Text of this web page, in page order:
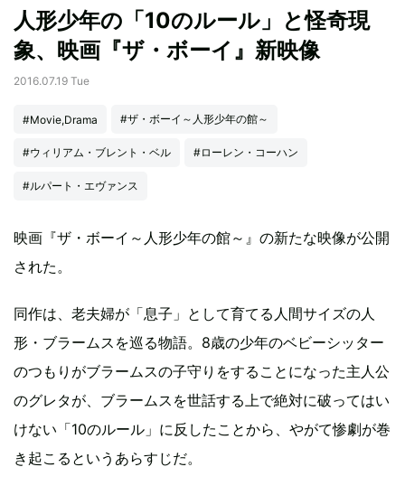
人形少年の「10のルール」と怪奇現
象、映画『ザ・ボーイ』新映像
2016.07.19 Tue
#Movie,Drama #ザ・ボーイ～人形少年の館～
#ウィリアム・ブレント・ベル #ローレン・コーハン
#ルパート・エヴァンス
映画『ザ・ボーイ～人形少年の館～』の新たな映像が公開
された。
同作は、老夫婦が「息子」として育てる人間サイズの人
形・ブラームスを巡る物語。8歳の少年のベビーシッター
のつもりがブラームスの子守りをすることになった主人公
のグレタが、ブラームスを世話する上で絶対に破ってはい
けない「10のルール」に反したことから、やがて惨劇が巻
き起こるというあらすじだ。